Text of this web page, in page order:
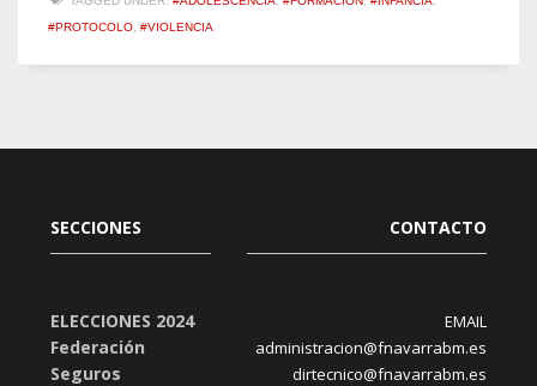
#PROTOCOLO #VIOLENCIA
SECCIONES
ELECCIONES 2024
Federación
Seguros
CONTACTO
EMAIL
administracion@fnavarrabm.es
dirtecnico@fnavarrabm.es